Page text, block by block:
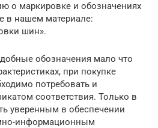
о маркировке и обозначениях
в нашем материале:
шин».
обозначения мало что
при покупке
потребовать и
соответствия. Только в
уверенным в обеспечении
информационным